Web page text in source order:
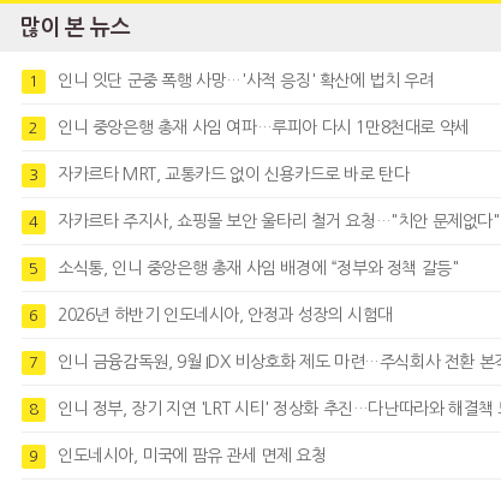
많이 본 뉴스
1 인니 잇단 군중 폭행 사망…'사적 응징' 확산에 법치 우려
2 인니 중앙은행 총재 사임 여파…루피아 다시 1만8천대로 약세
3 자카르타 MRT, 교통카드 없이 신용카드로 바로 탄다
4 자카르타 주지사, 쇼핑몰 보안 울타리 철거 요청…"치안 문제없다"
5 소식통, 인니 중앙은행 총재 사임 배경에 “정부와 정책 갈등"
6 2026년 하반기 인도네시아, 안정과 성장의 시험대
7 인니 금융감독원, 9월 IDX 비상호화 제도 마련…주식회사 전환 본
8 인니 정부, 장기 지연 'LRT 시티' 정상화 추진…다난따라와 해결책
9 인도네시아, 미국에 팜유 관세 면제 요청